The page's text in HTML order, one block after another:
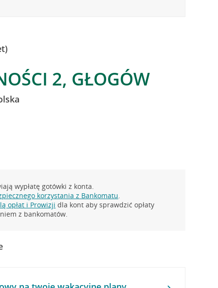
2, GŁOGÓW
wypłatę gotówki z konta.
korzystania z Bankomatu.
opłat i Prowizji dla kont aby sprawdzić opłaty
z bankomatów.